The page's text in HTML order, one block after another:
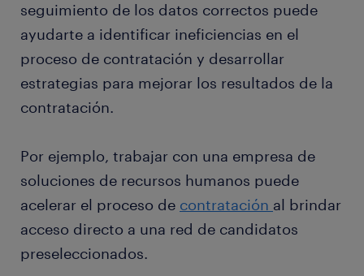
seguimiento de los datos correctos puede
ayudarte a identificar ineficiencias en el
proceso de contratación y desarrollar
estrategias para mejorar los resultados de la
contratación.
Por ejemplo, trabajar con una empresa de
soluciones de recursos humanos puede
acelerar el proceso de contratación al brindar
acceso directo a una red de candidatos
preseleccionados.